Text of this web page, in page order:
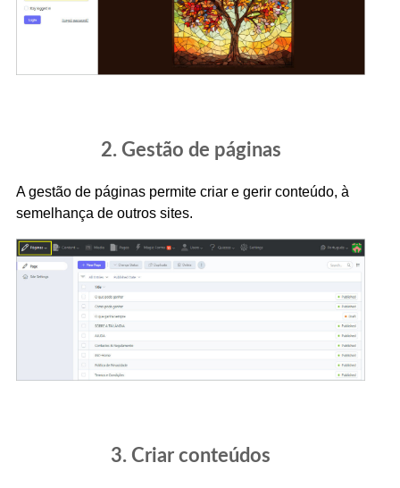
2. Gestão de páginas
A gestão de páginas permite criar e gerir conteúdo, à
semelhança de outros sites.
3. Criar conteúdos